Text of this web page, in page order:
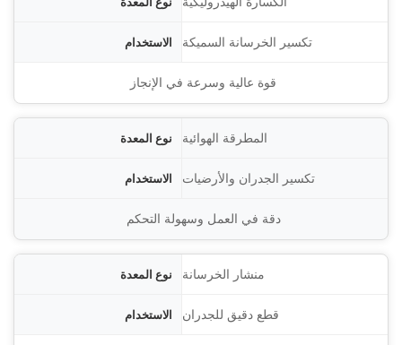
تكسير الخرسانة السميكة
قوة عالية وسرعة في الإنجاز
المطرقة الهوائية
تكسير الجدران والأرضيات
دقة في العمل وسهولة التحكم
منشار الخرسانة
قطع دقيق للجدران